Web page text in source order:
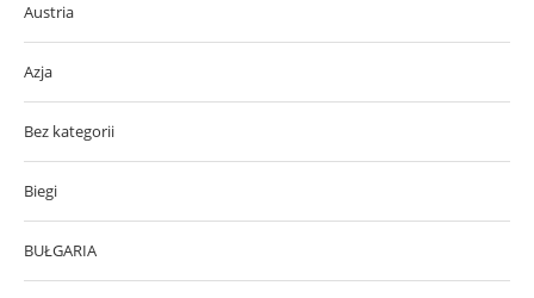
Austria
Azja
Bez kategorii
Biegi
BUŁGARIA